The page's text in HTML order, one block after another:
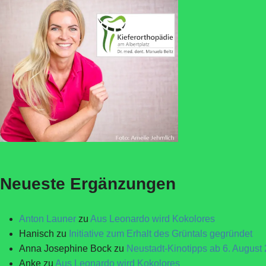
Neueste Ergänzungen
Anton Launer zu Aus Leonardo wird Kokolores
Hanisch zu Initiative zum Erhalt des Grüntals gegründet
Anna Josephine Bock zu Neustadt-Kinotipps ab 6. August
Anke zu Aus Leonardo wird Kokolores